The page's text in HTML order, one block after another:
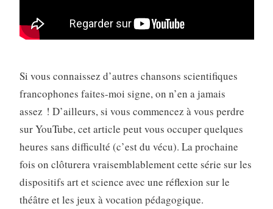
Si vous connaissez d’autres chansons scientifiques
francophones faites-moi signe, on n’en a jamais
assez ! D’ailleurs, si vous commencez à vous perdre
sur YouTube, cet article peut vous occuper quelques
heures sans difficulté (c’est du vécu). La prochaine
fois on clôturera vraisemblablement cette série sur les
dispositifs art et science avec une réflexion sur le
théâtre et les jeux à vocation pédagogique.